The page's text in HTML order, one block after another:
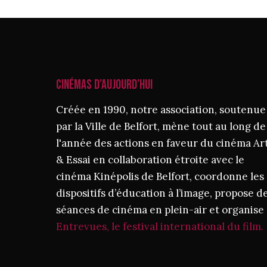
CINÉMAS D’AUJOURD’HUI
Créée en 1990, notre association, soutenue
par la Ville de Belfort, mène tout au long de
l'année des actions en faveur du cinéma
& Essai en collaboration étroite avec le
cinéma Kinépolis de Belfort, coordonne les
dispositifs d’éducation à l’image, propose
séances de cinéma en plein-air et organise
Entrevues, le festival international du film.